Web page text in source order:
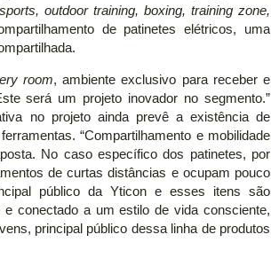
outdoor training, boxing, training zone,
de patinetes elétricos, uma
room, ambiente exclusivo para receber e
será um projeto inovador no segmento.”
no projeto ainda prevê a existência de
“Compartilhamento e mobilidade
No caso específico dos patinetes, por
de curtas distâncias e ocupam pouco
público da Yticon e esses itens são
conectado a um estilo de vida consciente,
principal público dessa linha de produtos